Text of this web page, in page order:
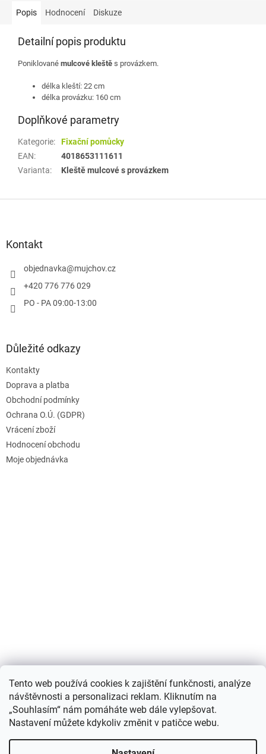
Tento web používá cookies k zajištění funkčnosti, analýze
návštěvnosti a personalizaci reklam. Kliknutím na
„Souhlasím“ nám pomáháte web dále vylepšovat.
Nastavení můžete kdykoliv změnit v patičce webu.
Popis Hodnocení Diskuze
Detailní popis produktu
Poniklované mulcové kleště s provázkem.
délka kleští: 22 cm
délka provázku: 160 cm
Doplňkové parametry
Kategorie:
Fixační pomůcky
EAN:
4018653111611
Varianta: Kleště mulcové s provázkem
Kontakt
objednavka@mujchov.cz
+420 776 776 029
PO - PA 09:00-13:00
Důležité odkazy
Kontakty
Doprava a platba
Obchodní podmínky
Ochrana O.Ú. (GDPR)
Vrácení zboží
Hodnocení obchodu
Moje objednávka
0KS /0 KČ